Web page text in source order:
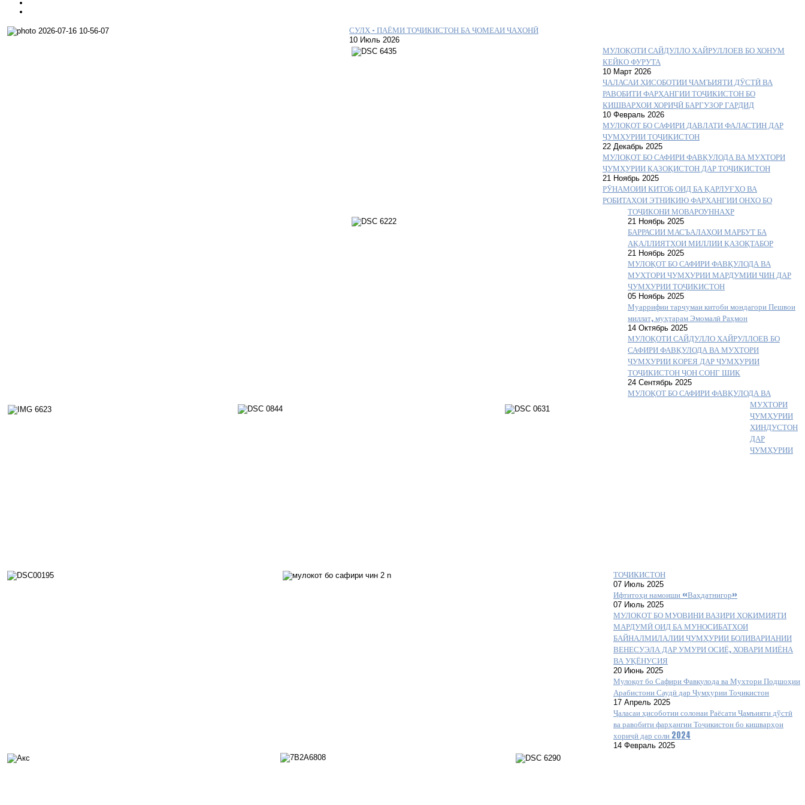
СУЛҲ – ПАЁМИ ТОҶИКИСТОН БА ҶОМЕАИ ҶАҲОНӢ
10 Июль 2026
МУЛОҚОТИ САЙДУЛЛО ХАЙРУЛЛОЕВ БО ХОНУМ
КЕЙКО ФУРУТА
10 Март 2026
ҶАЛАСАИ ҲИСОБОТИИ ҶАМЪИЯТИ ДӮСТӢ ВА
РАВОБИТИ ФАРҲАНГИИ ТОҶИКИСТОН БО
КИШВАРҲОИ ХОРИҶӢ БАРГУЗОР ГАРДИД
10 Февраль 2026
МУЛОҚОТ БО САФИРИ ДАВЛАТИ ФАЛАСТИН ДАР
ҶУМҲУРИИ ТОҶИКИСТОН
22 Декабрь 2025
МУЛОҚОТ БО САФИРИ ФАВҚУЛОДА ВА МУХТОРИ
ҶУМҲУРИИ ҚАЗОҚИСТОН ДАР ТОҶИКИСТОН
21 Ноябрь 2025
РӮНАМОИИ КИТОБ ОИД БА ҚАРЛУҒҲО ВА
РОБИТАҲОИ ЭТНИКИЮ ФАРҲАНГИИ ОНҲО БО
ТОҶИКОНИ МОВАРОУННАҲР
21 Ноябрь 2025
БАРРАСИИ МАСЪАЛАҲОИ МАРБУТ БА
АҚАЛЛИЯТҲОИ МИЛЛИИ ҚАЗОҚТАБОР
21 Ноябрь 2025
МУЛОҚОТ БО САФИРИ ФАВҚУЛОДА ВА
МУХТОРИ ҶУМҲУРИИ МАРДУМИИ ЧИН ДАР
ҶУМҲУРИИ ТОҶИКИСТОН
05 Ноябрь 2025
Муаррифии тарҷумаи китоби мондагори Пешвои
миллат, муҳтарам Эмомалӣ Раҳмон
14 Октябрь 2025
МУЛОҚОТИ САЙДУЛЛО ХАЙРУЛЛОЕВ БО
САФИРИ ФАВҚУЛОДА ВА МУХТОРИ
ҶУМҲУРИИ КОРЕЯ ДАР ҶУМҲУРИИ
ТОҶИКИСТОН ҶОН СОНГ ШИК
24 Сентябрь 2025
МУЛОҚОТ БО САФИРИ ФАВҚУЛОДА ВА
МУХТОРИ
ҶУМҲУРИИ
ҲИНДУСТОН
ДАР
ЧУМҲУРИИ
ТОҶИКИСТОН
07 Июль 2025
Ифтитоҳи намоиши «Ваҳдатнигор»
07 Июль 2025
МУЛОҚОТ БО МУОВИНИ ВАЗИРИ ҲОКИМИЯТИ
МАРДУМӢ ОИД БА МУНОСИБАТҲОИ
БАЙНАЛМИЛАЛИИ ҶУМҲУРИИ БОЛИВАРИАНИИ
ВЕНЕСУЭЛА ДАР УМУРИ ОСИЁ, ХОВАРИ МИЁНА
ВА УҚЁНУСИЯ
20 Июнь 2025
Мулоқот бо Сафири Фавқулода ва Мухтори Подшоҳии
Арабистони Саудӣ дар Ҷумҳурии Тоҷикистон
17 Апрель 2025
Ҷаласаи ҳисоботии солонаи Раёсати Ҷамъияти дўстӣ
ва равобити фарҳангии Тоҷикистон бо кишварҳои
хориҷӣ дар соли 2024
14 Февраль 2025